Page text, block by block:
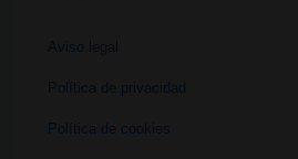
Aviso legal
Política de privacidad
Política de cookies